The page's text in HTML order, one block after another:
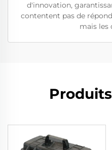
d'innovation,
contentent pas de
mais les